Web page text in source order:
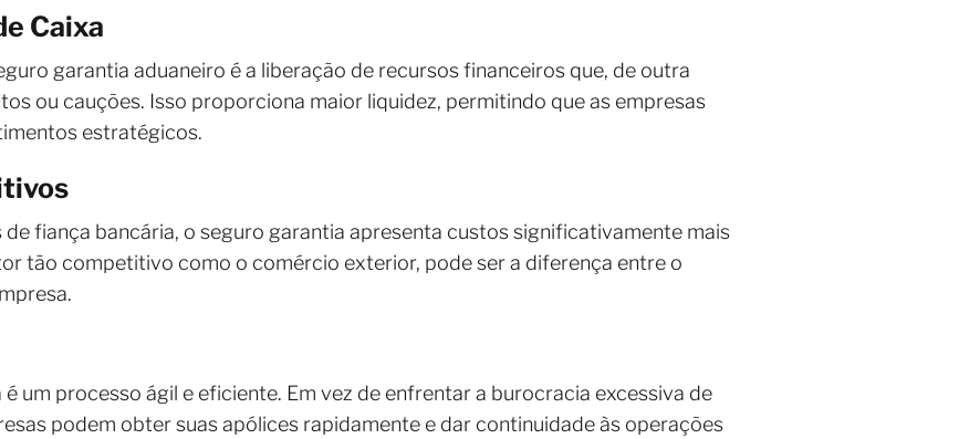
Caixa
garantia aduaneiro é a liberação de recursos financeiros que, de outra
ou cauções. Isso proporciona maior liquidez, permitindo que as empresas
estratégicos.
fiança bancária, o seguro garantia apresenta custos significativamente mais
tão competitivo como o comércio exterior, pode ser a diferença entre o
um processo ágil e eficiente. Em vez de enfrentar a burocracia excessiva de
podem obter suas apólices rapidamente e dar continuidade às operações